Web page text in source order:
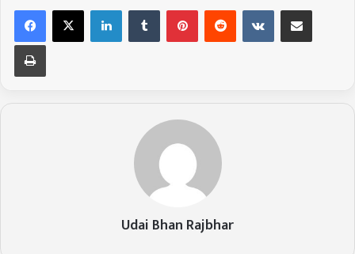
LinkedIn VKontakte
Udai Bhan Rajbhar